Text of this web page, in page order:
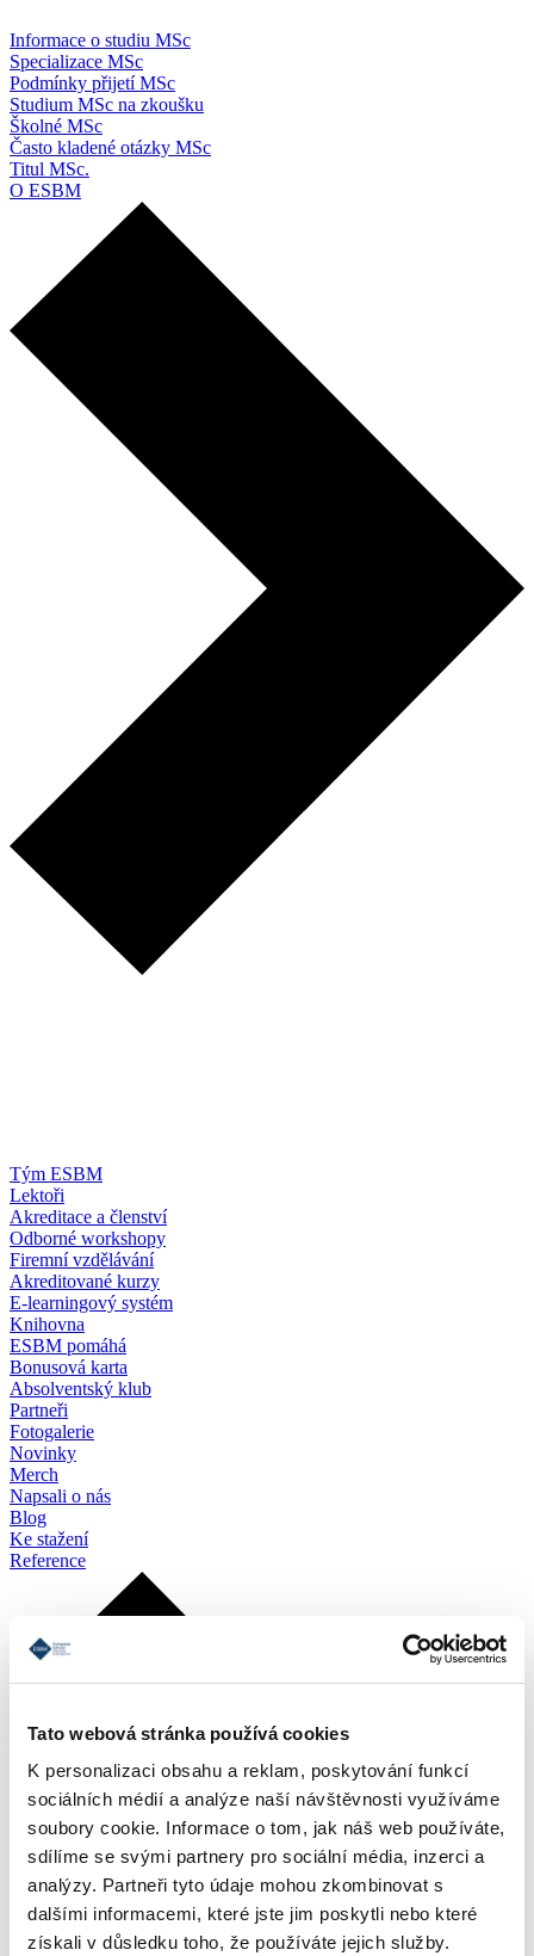
Tato webová stránka používá cookies
K personalizaci obsahu a reklam, poskytování funkcí
sociálních médií a analýze naší návštěvnosti využíváme
soubory cookie. Informace o tom, jak náš web používáte,
sdílíme se svými partnery pro sociální média, inzerci a
analýzy. Partneři tyto údaje mohou zkombinovat s
dalšími informacemi, které jste jim poskytli nebo které
získali v důsledku toho, že používáte jejich služby.
Informace o studiu MSc
Specializace MSc
Podmínky přijetí MSc
Studium MSc na zkoušku
Školné MSc
Často kladené otázky MSc
Titul MSc.
O ESBM
Tým ESBM
Lektoři
Akreditace a členství
Odborné workshopy
Firemní vzdělávání
Akreditované kurzy
E-learningový systém
Knihovna
ESBM pomáhá
Bonusová karta
Absolventský klub
Partneři
Fotogalerie
Novinky
Merch
Napsali o nás
Blog
Ke stažení
Reference